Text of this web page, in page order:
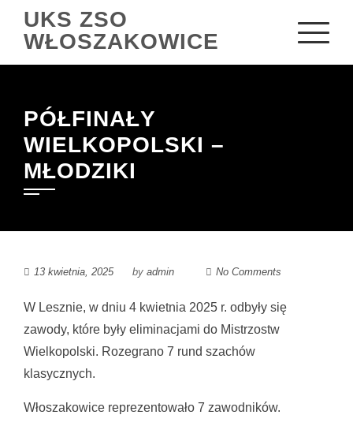
UKS ZSO
WŁOSZAKOWICE
PÓŁFINAŁY
WIELKOPOLSKI –
MŁODZIKI
13 kwietnia, 2025 by admin No Comments
W Lesznie, w dniu 4 kwietnia 2025 r. odbyły się
zawody, które były eliminacjami do Mistrzostw
Wielkopolski. Rozegrano 7 rund szachów
klasycznych.
Włoszakowice reprezentowało 7 zawodników.